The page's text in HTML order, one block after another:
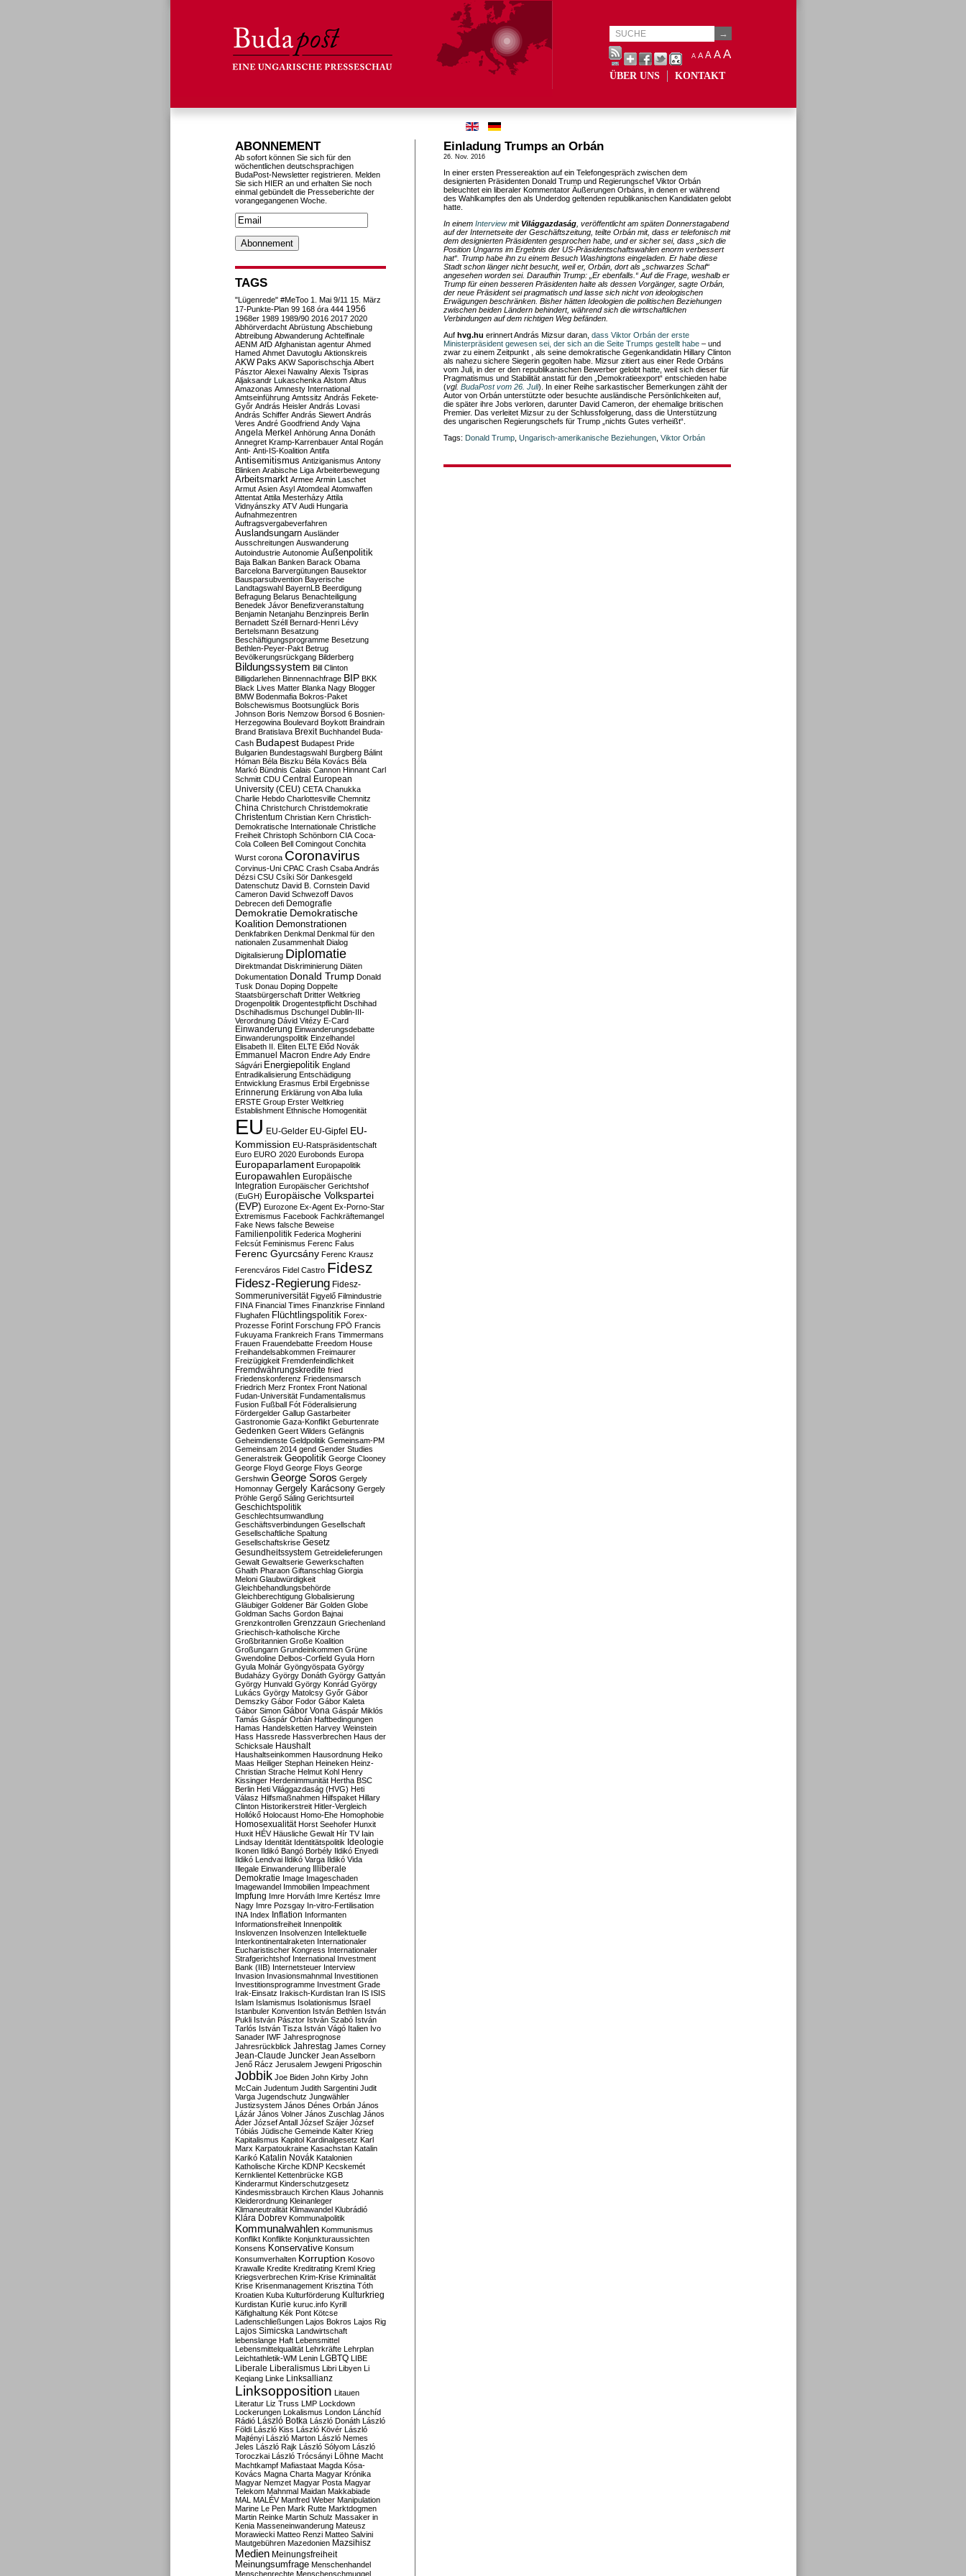
A A A AA
ÜBER UNS KONTAKT
Einladung Trumps an Orbán
26. Nov. 2016
In einer ersten Pressereaktion auf ein Telefongespräch zwischen dem
designierten Präsidenten Donald Trump und Regierungschef Viktor Orbán
beleuchtet ein liberaler Kommentator Äußerungen Orbáns, in denen er während
des Wahlkampfes den als Underdog geltenden republikanischen Kandidaten gelobt
hatte.
In einem Interviewmit Világgazdaság , veröffentlicht am späten Donnerstagabend
auf der Internetseite der Geschäftszeitung, teilte Orbán mit, dass er telefonisch mit
dem designierten Präsidenten gesprochen habe, und er sicher sei, dass „sich die
Position Ungarns im Ergebnis der US-Präsidentschaftswahlen enorm verbessert
hat“. Trump habe ihn zu einem Besuch Washingtons eingeladen. Er habe diese
Stadt schon länger nicht besucht, weil er, Orbán, dort als „schwarzes Schaf“
angesehen worden sei. Daraufhin Trump: „Er ebenfalls.“ Auf die Frage, weshalb er
Trump für einen besseren Präsidenten halte als dessen Vorgänger, sagte Orbán,
der neue Präsident sei pragmatisch und lasse sich nicht von ideologischen
Erwägungen beschränken. Bisher hätten Ideologien die politischen Beziehungen
zwischen beiden Ländern behindert, während sich die wirtschaftlichen
Verbindungen auf dem richtigen Weg befänden.
Auf hvg.hu erinnert András Mizsur daran, dass Viktor Orbán der erste
Ministerpräsident gewesen sei, der sich an die Seite Trumps gestellt habe – und
zwar zu einem Zeitpunkt , als seine demokratische Gegenkandidatin Hillary Clinton
als nahezu sichere Siegerin gegolten habe. Mizsur zitiert aus einer Rede Orbáns
vom Juli, in der er den republikanischen Bewerber gelobt hatte, weil sich dieser für
Pragmatismus und Stabilität anstatt für den „Demokratieexport“ entschieden habe
(vgl. BudaPost vom 26. Juli). In einer Reihe sarkastischer Bemerkungen zählt der
Autor von Orbán unterstützte oder besuchte ausländische Persönlichkeiten auf,
die später ihre Jobs verloren, darunter David Cameron, der ehemalige britischen
Premier. Das verleitet Mizsur zu der Schlussfolgerung, dass die Unterstützung
des ungarischen Regierungschefs für Trump „nichts Gutes verheißt“.
Tags: Donald Trump Ungarisch-amerikanische Beziehungen Viktor Orbán
ABONNEMENT
Ab sofort können Sie sich für den
wöchentlichen deutschsprachigen
BudaPost-Newsletter registrieren. Melden
Sie sich HIER an und erhalten Sie noch
einmal gebündelt die Presseberichte der
vorangegangenen Woche.
TAGS
"Lügenrede" #MeToo 1. Mai 9/11 15. März
17-Punkte-Plan 99 168 óra 444 1956
1968er 1989 1989/90 2016 2017 2020
Abhörverdacht Abrüstung Abschiebung
Abtreibung Abwanderung Achtelfinale
AENM AfD Afghanistan agentur Ahmed
Hamed Ahmet Davutoglu Aktionskreis
AKW Paks AKW Saporischschja Albert
Pásztor Alexei Nawalny Alexis Tsipras
Aljaksandr Lukaschenka Alstom Altus
Amazonas Amnesty International
Amtseinführung Amtssitz András Fekete-
Győr András Heisler András Lovasi
András Schiffer András Siewert András
Veres André Goodfriend Andy Vajna
Angela Merkel Anhörung Anna Donáth
Annegret Kramp-Karrenbauer Antal Rogán
Anti- Anti-IS-Koalition Antifa
Antisemitismus Antiziganismus Antony
Blinken Arabische Liga Arbeiterbewegung
Arbeitsmarkt Armee Armin Laschet
Armut Asien Asyl Atomdeal Atomwaffen
Attentat Attila Mesterházy Attila
Vidnyánszky ATV Audi Hungaria
Aufnahmezentren
Auftragsvergabeverfahren
Auslandsungarn Ausländer
Ausschreitungen Auswanderung
Autoindustrie Autonomie Außenpolitik
Baja Balkan Banken Barack Obama
Barcelona Barvergütungen Bausektor
Bausparsubvention Bayerische
Landtagswahl BayernLB Beerdigung
Befragung Belarus Benachteiligung
Benedek Jávor Benefizveranstaltung
Benjamin Netanjahu Benzinpreis Berlin
Bernadett Széll Bernard-Henri Lévy
Bertelsmann Besatzung
Beschäftigungsprogramme Besetzung
Bethlen-Peyer-Pakt Betrug
Bevölkerungsrückgang Bilderberg
Bildungssystem Bill Clinton
Billigdarlehen Binnennachfrage BIP BKK
Black Lives Matter Blanka Nagy Blogger
BMW Bodenmafia Bokros-Paket
Bolschewismus Bootsunglück Boris
Johnson Boris Nemzow Borsod 6 Bosnien-
Herzegowina Boulevard Boykott Braindrain
Brand Bratislava Brexit Buchhandel Buda-
Cash Budapest Budapest Pride
Bulgarien Bundestagswahl Burgberg Bálint
Hóman Béla Biszku Béla Kovács Béla
Markó Bündnis Calais Cannon Hinnant Carl
Schmitt CDU Central European
University (CEU) CETA Chanukka
Charlie Hebdo Charlottesville Chemnitz
China Christchurch Christdemokratie
Christentum Christian Kern Christlich-
Demokratische Internationale Christliche
Freiheit Christoph Schönborn CIA Coca-
Cola Colleen Bell Comingout Conchita
Wurst corona Coronavirus
Corvinus-Uni CPAC Crash Csaba András
Dézsi CSU Csíki Sör Dankesgeld
Datenschutz David B. Cornstein David
Cameron David Schwezoff Davos
Debrecen defi Demografie
Demokratie Demokratische
Koalition Demonstrationen
Denkfabriken Denkmal Denkmal für den
nationalen Zusammenhalt Dialog
Digitalisierung Diplomatie
Direktmandat Diskriminierung Diäten
Dokumentation Donald Trump Donald
Tusk Donau Doping Doppelte
Staatsbürgerschaft Dritter Weltkrieg
Drogenpolitik Drogentestpflicht Dschihad
Dschihadismus Dschungel Dublin-III-
Verordnung Dávid Vitézy E-Card
Einwanderung Einwanderungsdebatte
Einwanderungspolitik Einzelhandel
Elisabeth II. Eliten ELTE Előd Novák
Emmanuel Macron Endre Ady Endre
Ságvári Energiepolitik England
Entradikalisierung Entschädigung
Entwicklung Erasmus Erbil Ergebnisse
Erinnerung Erklärung von Alba Iulia
ERSTE Group Erster Weltkrieg
Establishment Ethnische Homogenität
EU EU-Gelder EU-Gipfel EU-
Kommission EU-Ratspräsidentschaft
Euro EURO 2020 Eurobonds Europa
Europaparlament Europapolitik
Europawahlen Europäische
Integration Europäischer Gerichtshof
(EuGH) Europäische Volkspartei
(EVP) Eurozone Ex-Agent Ex-Porno-Star
Extremismus Facebook Fachkräftemangel
Fake News falsche Beweise
Familienpolitik Federica Mogherini
Felcsút Feminismus Ferenc Falus
Ferenc Gyurcsány Ferenc Krausz
Ferencváros Fidel Castro Fidesz
Fidesz-Regierung Fidesz-
Sommeruniversität Figyelő Filmindustrie
FINA Financial Times Finanzkrise Finnland
Flughafen Flüchtlingspolitik Forex-
Prozesse Forint Forschung FPÖ Francis
Fukuyama Frankreich Frans Timmermans
Frauen Frauendebatte Freedom House
Freihandelsabkommen Freimaurer
Freizügigkeit Fremdenfeindlichkeit
Fremdwährungskredite fried
Friedenskonferenz Friedensmarsch
Friedrich Merz Frontex Front National
Fudan-Universität Fundamentalismus
Fusion Fußball Fót Föderalisierung
Fördergelder Gallup Gastarbeiter
Gastronomie Gaza-Konflikt Geburtenrate
Gedenken Geert Wilders Gefängnis
Geheimdienste Geldpolitik Gemeinsam-PM
Gemeinsam 2014 gend Gender Studies
Generalstreik Geopolitik George Clooney
George Floyd George Floys George
Gershwin George Soros Gergely
Homonnay Gergely Karácsony Gergely
Pröhle Gergő Sáling Gerichtsurteil
Geschichtspolitik
Geschlechtsumwandlung
Geschäftsverbindungen Gesellschaft
Gesellschaftliche Spaltung
Gesellschaftskrise Gesetz
Gesundheitssystem Getreidelieferungen
Gewalt Gewaltserie Gewerkschaften
Ghaith Pharaon Giftanschlag Giorgia
Meloni Glaubwürdigkeit
Gleichbehandlungsbehörde
Gleichberechtigung Globalisierung
Gläubiger Goldener Bär Golden Globe
Goldman Sachs Gordon Bajnai
Grenzkontrollen Grenzzaun Griechenland
Griechisch-katholische Kirche
Großbritannien Große Koalition
Großungarn Grundeinkommen Grüne
Gwendoline Delbos-Corfield Gyula Horn
Gyula Molnár Gyöngyöspata György
Budaházy György Donáth György Gattyán
György Hunvald György Konrád György
Lukács György Matolcsy Győr Gábor
Demszky Gábor Fodor Gábor Kaleta
Gábor Simon Gábor Vona Gáspár Miklós
Tamás Gáspár Orbán Haftbedingungen
Hamas Handelsketten Harvey Weinstein
Hass Hassrede Hassverbrechen Haus der
Schicksale Haushalt
Haushaltseinkommen Hausordnung Heiko
Maas Heiliger Stephan Heineken Heinz-
Christian Strache Helmut Kohl Henry
Kissinger Herdenimmunität Hertha BSC
Berlin Heti Világgazdaság (HVG) Heti
Válasz Hilfsmaßnahmen Hilfspaket Hillary
Clinton Historikerstreit Hitler-Vergleich
Hollókő Holocaust Homo-Ehe Homophobie
Homosexualität Horst Seehofer Hunxit
Huxit HÉV Häusliche Gewalt Hír TV Iain
Lindsay Identität Identitätspolitik Ideologie
Ikonen Ildikó Bangó Borbély Ildikó Enyedi
Ildikó Lendvai Ildikó Varga Ildikó Vida
Illegale Einwanderung Illiberale
Demokratie Image Imageschaden
Imagewandel Immobilien Impeachment
Impfung Imre Horváth Imre Kertész Imre
Nagy Imre Pozsgay In-vitro-Fertilisation
INA Index Inflation Informanten
Informationsfreiheit Innenpolitik
Inslovenzen Insolvenzen Intellektuelle
Interkontinentalraketen Internationaler
Eucharistischer Kongress Internationaler
Strafgerichtshof International Investment
Bank (IIB) Internetsteuer Interview
Invasion Invasionsmahnmal Investitionen
Investitionsprogramme Investment Grade
Irak-Einsatz Irakisch-Kurdistan Iran IS ISIS
Islam Islamismus Isolationismus Israel
Istanbuler Konvention István Bethlen István
Pukli István Pásztor István Szabó István
Tarlós István Tisza István Vágó Italien Ivo
Sanader IWF Jahresprognose
Jahresrückblick Jahrestag James Corney
Jean-Claude Juncker Jean Asselborn
Jenő Rácz Jerusalem Jewgeni Prigoschin
Jobbik Joe Biden John Kirby John
McCain Judentum Judith Sargentini Judit
Varga Jugendschutz Jungwähler
Justizsystem János Dénes Orbán János
Lázár János Volner János Zuschlag János
Áder József Antall József Szájer József
Tóbiás Jüdische Gemeinde Kalter Krieg
Kapitalismus Kapitol Kardinalgesetz Karl
Marx Karpatoukraine Kasachstan Katalin
Karikó Katalin Novák Katalonien
Katholische Kirche KDNP Kecskemét
Kernklientel Kettenbrücke KGB
Kinderarmut Kinderschutzgesetz
Kindesmissbrauch Kirchen Klaus Johannis
Kleiderordnung Kleinanleger
Klimaneutralität Klimawandel Klubrádió
Klára Dobrev Kommunalpolitik
Kommunalwahlen Kommunismus
Konflikt Konflikte Konjunkturaussichten
Konsens Konservative Konsum
Konsumverhalten Korruption Kosovo
Krawalle Kredite Kreditrating Kreml Krieg
Kriegsverbrechen Krim-Krise Kriminalität
Krise Krisenmanagement Krisztina Tóth
Kroatien Kuba Kulturförderung Kulturkrieg
Kurdistan Kurie kuruc.info Kyrill
Käfighaltung Kék Pont Kötcse
Ladenschließungen Lajos Bokros Lajos Rig
Lajos Simicska Landwirtschaft
lebenslange Haft Lebensmittel
Lebensmittelqualität Lehrkräfte Lehrplan
Leichtathletik-WM Lenin LGBTQ LIBE
Liberale Liberalismus Libri Libyen Li
Keqiang Linke Linksallianz
Linksopposition Litauen
Literatur Liz Truss LMP Lockdown
Lockerungen Lokalismus London Lánchíd
Rádió
László Botka László Donáth László
Földi László Kiss László Kövér László
Majtényi László Marton László Nemes
Jeles László Rajk László Sólyom László
Toroczkai László Trócsányi Löhne Macht
Machtkampf Mafiastaat Magda Kósa-
Kovács Magna Charta Magyar Krónika
Magyar Nemzet Magyar Posta Magyar
Telekom Mahnmal Maidan Makkabiade
MAL MALÉV Manfred Weber Manipulation
Marine Le Pen Mark Rutte Marktdogmen
Martin Reinke Martin Schulz Massaker in
Kenia Masseneinwanderung Mateusz
Morawiecki Matteo Renzi Matteo Salvini
Mautgebühren Mazedonien Mazsihisz
Medien Meinungsfreiheit
Meinungsumfrage Menschenhandel
Menschenrechte Menschenschmuggel